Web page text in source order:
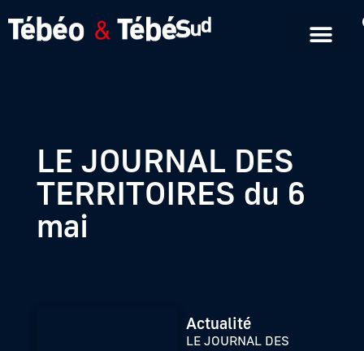
LE JOURNAL DES
TERRITOIRES du 6
mai
Actualité
LE JOURNAL DES